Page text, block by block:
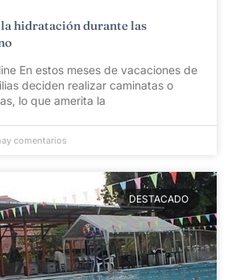
hidratación durante las
En estos meses de vacaciones de
deciden realizar caminatas o
lo que amerita la
comentarios
DESTACADO